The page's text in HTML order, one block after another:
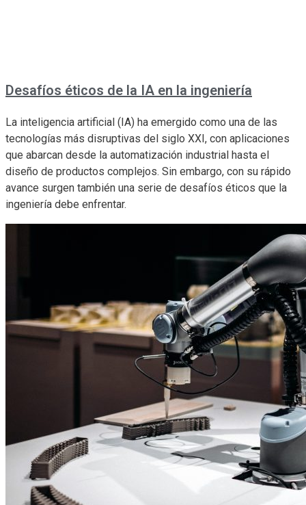
Desafíos éticos de la IA en la ingeniería
La inteligencia artificial (IA) ha emergido como una de las
tecnologías más disruptivas del siglo XXI, con aplicaciones
que abarcan desde la automatización industrial hasta el
diseño de productos complejos. Sin embargo, con su rápido
avance surgen también una serie de desafíos éticos que la
ingeniería debe enfrentar.